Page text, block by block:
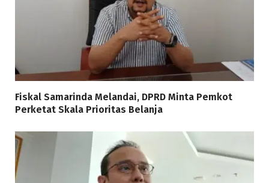
Fiskal Samarinda Melandai, DPRD Minta Pemkot
Perketat Skala Prioritas Belanja